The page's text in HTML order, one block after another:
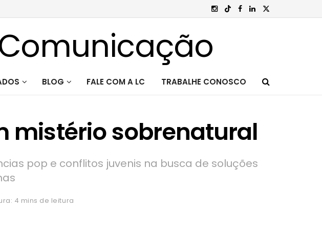
BLOG FALE COM A LC TRABALHE CONOSCO
mistério sobrenatural
pop e conflitos juvenis na busca de soluções
4 mins de leitura